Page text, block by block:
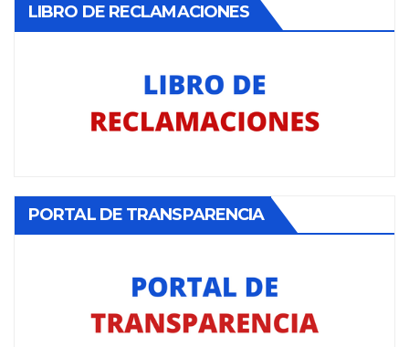
LIBRO DE RECLAMACIONES
PORTAL DE TRANSPARENCIA